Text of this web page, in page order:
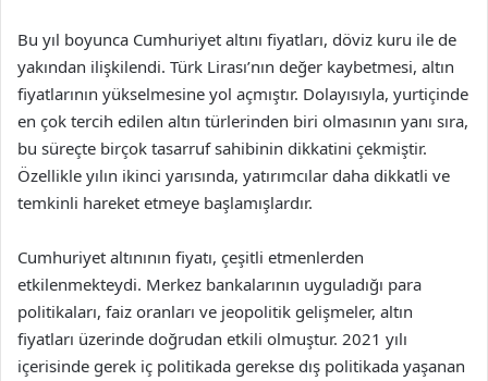
Bu yıl boyunca Cumhuriyet altını fiyatları, döviz kuru ile de
yakından ilişkilendi. Türk Lirası’nın değer kaybetmesi, altın
fiyatlarının yükselmesine yol açmıştır. Dolayısıyla, yurtiçinde
en çok tercih edilen altın türlerinden biri olmasının yanı sıra,
bu süreçte birçok tasarruf sahibinin dikkatini çekmiştir.
Özellikle yılın ikinci yarısında, yatırımcılar daha dikkatli ve
temkinli hareket etmeye başlamışlardır.
Cumhuriyet altınının fiyatı, çeşitli etmenlerden
etkilenmekteydi. Merkez bankalarının uyguladığı para
politikaları, faiz oranları ve jeopolitik gelişmeler, altın
fiyatları üzerinde doğrudan etkili olmuştur. 2021 yılı
içerisinde gerek iç politikada gerekse dış politikada yaşanan